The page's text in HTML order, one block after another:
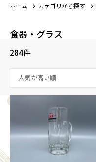
ホーム カテゴリから探す
食器・グラス
284件